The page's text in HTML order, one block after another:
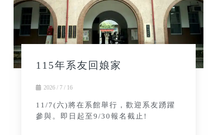
115年系友回娘家
2026 / 7 / 16
11/7(六)將在系館舉行，歡迎系友踴躍
參與。即日起至9/30報名截止!